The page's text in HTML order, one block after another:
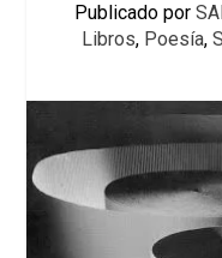
Publicado por
Libros, Poesía,